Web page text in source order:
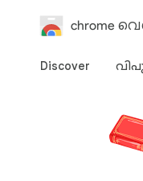
chrome
Discover